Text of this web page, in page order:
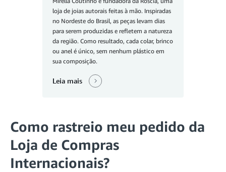
loja de joias autorais feitas à mão. Inspiradas
no Nordeste do Brasil, as peças levam dias
para serem produzidas e refletem a natureza
da região. Como resultado, cada colar, brinco
ou anel é único, sem nenhum plástico em
sua composição.
Leia mais
Como rastreio meu pedido da
Loja de Compras
Internacionais?